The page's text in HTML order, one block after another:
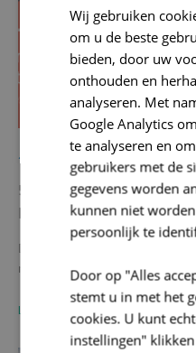
16/07/2024
5 redenen waarom
bedrijventerrein Doorn
De ruimte om te ondernemen
moet je dus een ingewikkelde
LEES MEER
Wij gebruiken
om u de beste
bieden, door uw
onthouden en
analyseren. Met
Google Analytics
te analyseren en
gebruikers met de
gegevens worden
kunnen niet
persoonlijk te
Door op "Alles
stemt u in met het
cookies. U kunt
instellingen"